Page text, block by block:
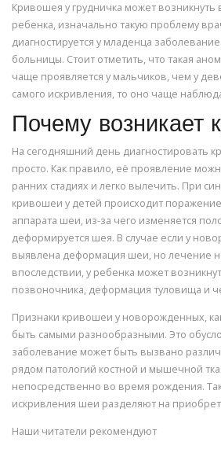
Кривошея у грудничка может
ребенка, изначально такую проблему
диагностируется у младенца
больницы. Стоит отметить, что такая
чаще проявляется у мальчиков, чем у
самого искривления, то оно чаще
Почему возникает
На сегодняшний день диагностировать
просто. Как правило, её проявление
ранних стадиях и легко вылечить. При
кривошеи у детей происходит
аппарата шеи, из-за чего изменяется
деформируется шея. В случае если у
выявлена деформация шеи, но лечение
впоследствии, у ребенка может
позвоночника, деформация туловища и
Признаки кривошеи у новорожденных,
быть самыми разнообразными. Это
заболевание может быть вызвано
рядом патологий костной и мышечной
непосредственно во время рождения.
искривления шеи разделяют на
Наши читатели рекомендуют